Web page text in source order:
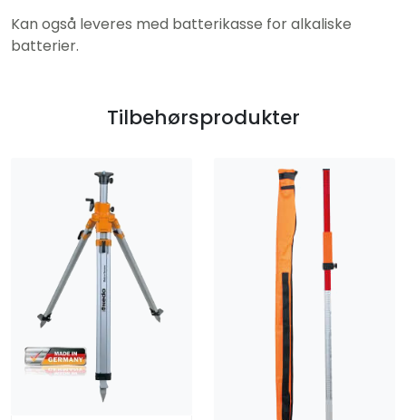
Kan også leveres med batterikasse for alkaliske
batterier.
Tilbehørsprodukter